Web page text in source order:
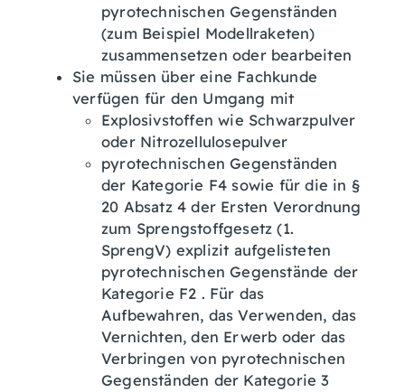
pyrotechnischen Gegenständen
(zum Beispiel Modellraketen)
zusammensetzen oder bearbeiten
Sie müssen über eine Fachkunde
verfügen für den Umgang mit
Explosivstoffen wie Schwarzpulver
oder Nitrozellulosepulver
pyrotechnischen Gegenständen
der Kategorie F4 sowie für die in §
20 Absatz 4 der Ersten Verordnung
zum Sprengstoffgesetz (1.
SprengV) explizit aufgelisteten
pyrotechnischen Gegenstände der
Kategorie F2 . Für das
Aufbewahren, das Verwenden, das
Vernichten, den Erwerb oder das
Verbringen von pyrotechnischen
Gegenständen der Kategorie 3